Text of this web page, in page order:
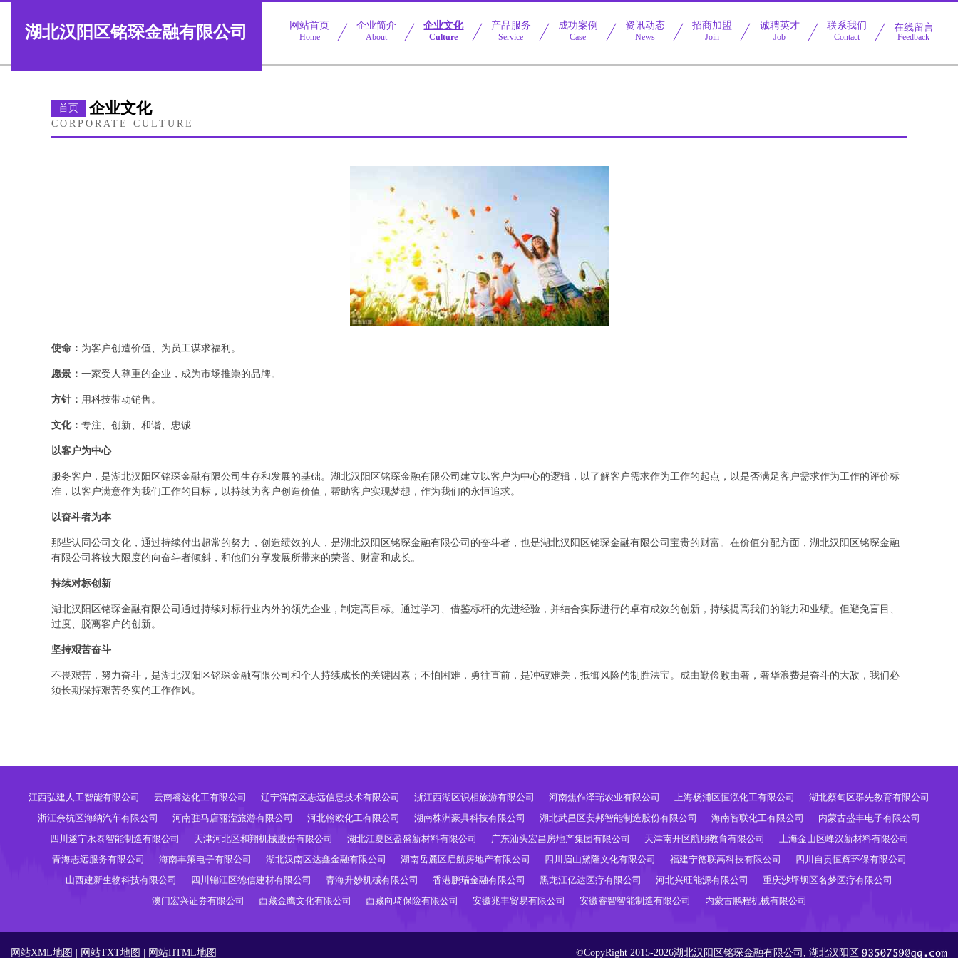
湖北汉阳区铭琛金融有限公司 网站首页
Home
企业简介
About
企业文化
Culture
产品服务
Service
成功案例
Case
资讯动态
News
招商加盟
Join
诚聘英才
Job
联系我们
Contact
在线留言
Feedback
首页 企业文化
CORPORATE CULTURE
使命： 为客户创造价值、为员工谋求福利。
愿景： 一家受人尊重的企业，成为市场推崇的品牌。
方针： 用科技带动销售。
文化： 专注、创新、和谐、忠诚
以客户为中心
服务客户，是湖北汉阳区铭琛金融有限公司生存和发展的基础。湖北汉阳区铭琛金融有限公司建立以客户为中心的逻辑，以了解客户需求作为工作的起点，以是否满足客户需求作为工作的评价标
准，以客户满意作为我们工作的目标，以持续为客户创造价值，帮助客户实现梦想，作为我们的永恒追求。
以奋斗者为本
那些认同公司文化，通过持续付出超常的努力，创造绩效的人，是湖北汉阳区铭琛金融有限公司的奋斗者，也是湖北汉阳区铭琛金融有限公司宝贵的财富。在价值分配方面，湖北汉阳区铭琛金融
有限公司将较大限度的向奋斗者倾斜，和他们分享发展所带来的荣誉、财富和成长。
持续对标创新
湖北汉阳区铭琛金融有限公司通过持续对标行业内外的领先企业，制定高目标。通过学习、借鉴标杆的先进经验，并结合实际进行的卓有成效的创新，持续提高我们的能力和业绩。但避免盲目、
过度、脱离客户的创新。
坚持艰苦奋斗
不畏艰苦，努力奋斗，是湖北汉阳区铭琛金融有限公司和个人持续成长的关键因素；不怕困难，勇往直前，是冲破难关，抵御风险的制胜法宝。成由勤俭败由奢，奢华浪费是奋斗的大敌，我们必
须长期保持艰苦务实的工作作风。
江西弘建人工智能有限公司 云南睿达化工有限公司 辽宁浑南区志远信息技术有限公司 浙江西湖区识相旅游有限公司 河南焦作泽瑞农业有限公司 上海杨浦区恒泓化工有限公司
湖北蔡甸区群先教育有限公司
浙江余杭区海纳汽车有限公司
河南驻马店丽滢旅游有限公司 河北翰欧化工有限公司 湖南株洲豪具科技有限公司 湖北武昌区安邦智能制造股份有限公司 海南智联化工有限公司
内蒙古盛丰电子有限公司
四川遂宁永泰智能制造有限公司
天津河北区和翔机械股份有限公司 湖北江夏区盈盛新材料有限公司 广东汕头宏昌房地产集团有限公司 天津南开区航朋教育有限公司
上海金山区峰汉新材料有限公司
青海志远服务有限公司
海南丰策电子有限公司 湖北汉南区达鑫金融有限公司 湖南岳麓区启航房地产有限公司 四川眉山黛隆文化有限公司 福建宁德联高科技有限公司
四川自贡恒辉环保有限公司
山西建新生物科技有限公司
四川锦江区德信建材有限公司 青海升妙机械有限公司 香港鹏瑞金融有限公司 黑龙江亿达医疗有限公司 河北兴旺能源有限公司
重庆沙坪坝区名梦医疗有限公司
澳门宏兴证券有限公司
西藏金鹰文化有限公司 西藏向琦保险有限公司 安徽兆丰贸易有限公司 安徽睿智智能制造有限公司 内蒙古鹏程机械有限公司
网站XML地图 网站TXT地图 网站HTML地图 ©CopyRight 2015-2026湖北汉阳区铭琛金融有限公司, 湖北汉阳区